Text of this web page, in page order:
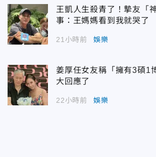
王凱人生殺青了！摯友「
事：王媽媽看到我就哭了
21小時前 娛樂
姜厚任女友稱「擁有3碩
大回應了
22小時前 娛樂